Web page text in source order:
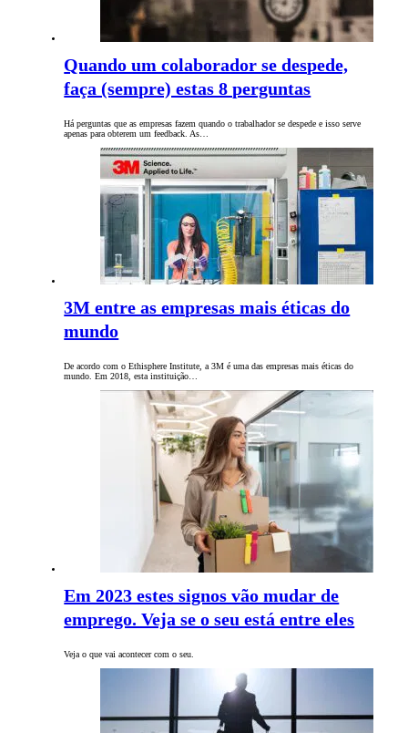
Quando um colaborador se despede,
faça (sempre) estas 8 perguntas
Há perguntas que as empresas fazem quando o trabalhador se despede e isso serve
apenas para obterem um feedback. As…
3M entre as empresas mais éticas do
mundo
De acordo com o Ethisphere Institute, a 3M é uma das empresas mais éticas do
mundo. Em 2018, esta instituição…
Em 2023 estes signos vão mudar de
emprego. Veja se o seu está entre eles
Veja o que vai acontecer com o seu.